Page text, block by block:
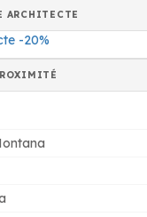
ARCHITECTE
-20%